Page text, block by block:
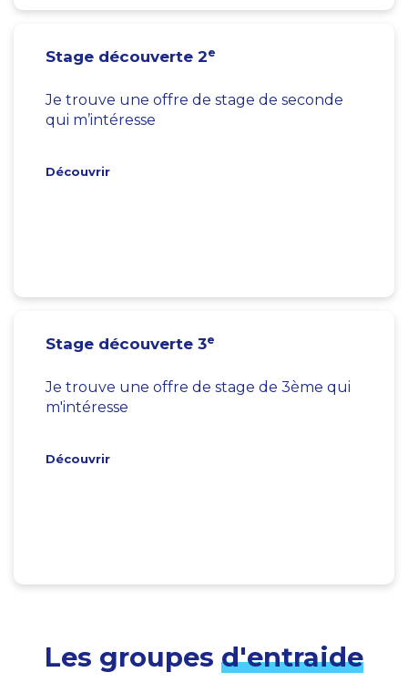
Stage découverte 2e
Je trouve une offre de stage de seconde
qui m’intéresse
Découvrir
Stage découverte 3e
Je trouve une offre de stage de 3ème qui
m'intéresse
Découvrir
Les groupes d'entraide